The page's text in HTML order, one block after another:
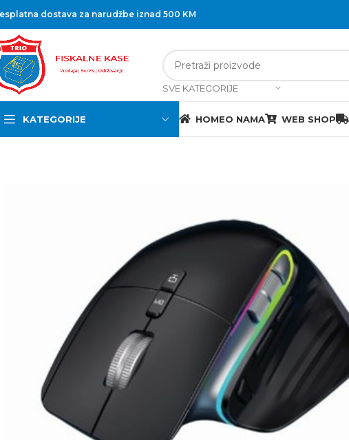
dostava za narudžbe iznad 500 KM
SVE KATEGORIJE
KATEGORIJE HOMEO NAMA WEB SHOP